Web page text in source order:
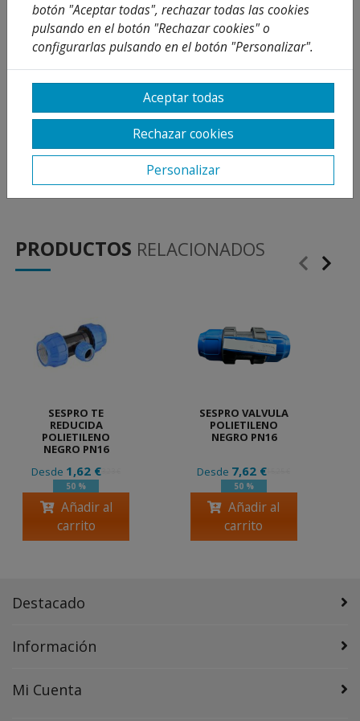
Descripción
Detalles
Adjuntos
Opiniones
¡Este producto no tiene descripción!
PRODUCTOS RELACIONADOS
SESPRO TE
REDUCIDA
POLIETILENO
NEGRO PN16
Desde 1,62 €
50 %
Añadir al
carrito
SESPRO VALVULA
POLIETILENO
NEGRO PN16
Desde 7,62 €
50 %
Añadir al
carrito
Destacado
Información
Mi Cuenta
botón "Aceptar todas", rechazar todas las cookies
pulsando en el botón "Rechazar cookies" o
configurarlas pulsando en el botón "Personalizar".
Aceptar todas
Rechazar cookies
Personalizar